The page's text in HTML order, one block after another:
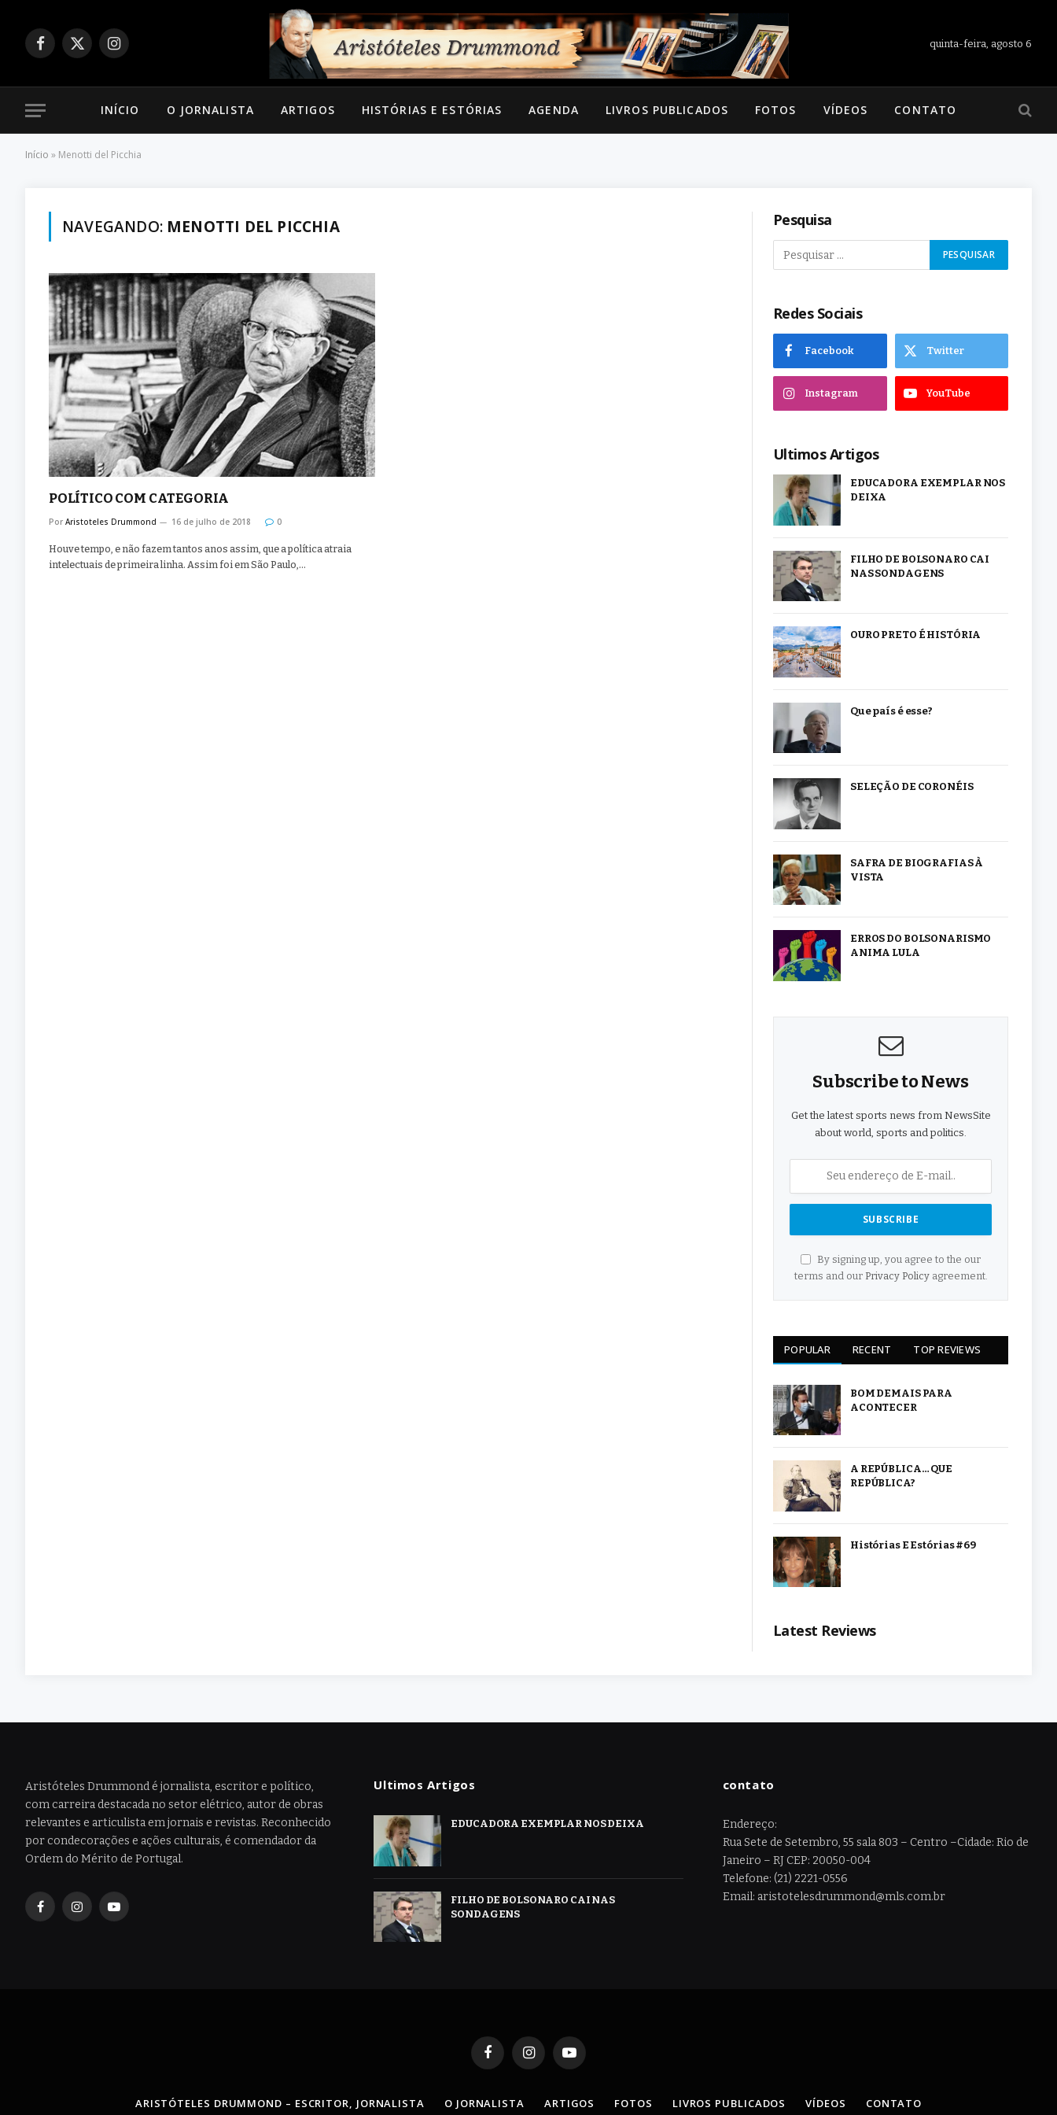
Facebook
X
Instagram
quinta-feira, agosto 6
INÍCIO O JORNALISTA ARTIGOS HISTÓRIAS E ESTÓRIAS AGENDA LIVROS PUBLICADOS FOTOS VÍDEOS CONTATO
Início » Menotti del Picchia
NAVEGANDO: MENOTTI DEL PICCHIA
POLÍTICO COM CATEGORIA
Por Aristoteles Drummond 16 de julho de 2018 0
Houve tempo, e não fazem tantos anos assim, que a política atraia
intelectuais de primeira linha. Assim foi em São Paulo,…
Pesquisa
Redes Sociais
Facebook Twitter
Instagram YouTube
Ultimos Artigos
EDUCADORA EXEMPLAR NOS
DEIXA
FILHO DE BOLSONARO CAI
NAS SONDAGENS
OURO PRETO É HISTÓRIA
Que país é esse?
SELEÇÃO DE CORONÉIS
SAFRA DE BIOGRAFIAS À
VISTA
ERROS DO BOLSONARISMO
ANIMA LULA
Subscribe to News
Get the latest sports news from NewsSite
about world, sports and politics.
By signing up, you agree to the our
terms and our Privacy Policyagreement.
POPULAR RECENT TOP REVIEWS
BOM DEMAIS PARA
ACONTECER
A REPÚBLICA… QUE
REPÚBLICA?
Histórias E Estórias #69
Latest Reviews
Aristóteles Drummond é jornalista, escritor e político,
com carreira destacada no setor elétrico, autor de obras
relevantes e articulista em jornais e revistas. Reconhecido
por condecorações e ações culturais, é comendador da
Ordem do Mérito de Portugal.
FacebookInstagramYouTube
Ultimos Artigos
EDUCADORA EXEMPLAR NOS DEIXA
FILHO DE BOLSONARO CAI NAS
SONDAGENS
contato
Endereço:
Rua Sete de Setembro, 55 sala 803 – Centro –Cidade: Rio de
Janeiro – RJ CEP: 20050-004
Telefone: (21) 2221-0556
Email: aristotelesdrummond@mls.com.br
FacebookInstagramYouTube
ARISTÓTELES DRUMMOND – ESCRITOR, JORNALISTA O JORNALISTA ARTIGOS FOTOS LIVROS PUBLICADOS VÍDEOS CONTATO